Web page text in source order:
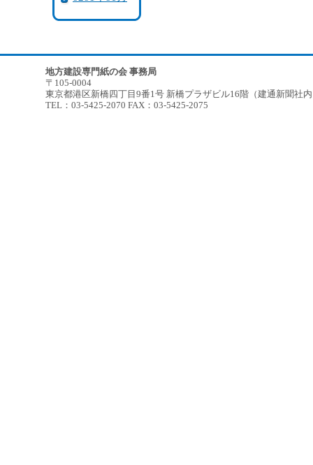
地方建設専門紙の会 事務局
〒105-0004
東京都港区新橋四丁目9番1号 新橋プラザビル16階（建通新聞社
TEL：03-5425-2070 FAX：03-5425-2075